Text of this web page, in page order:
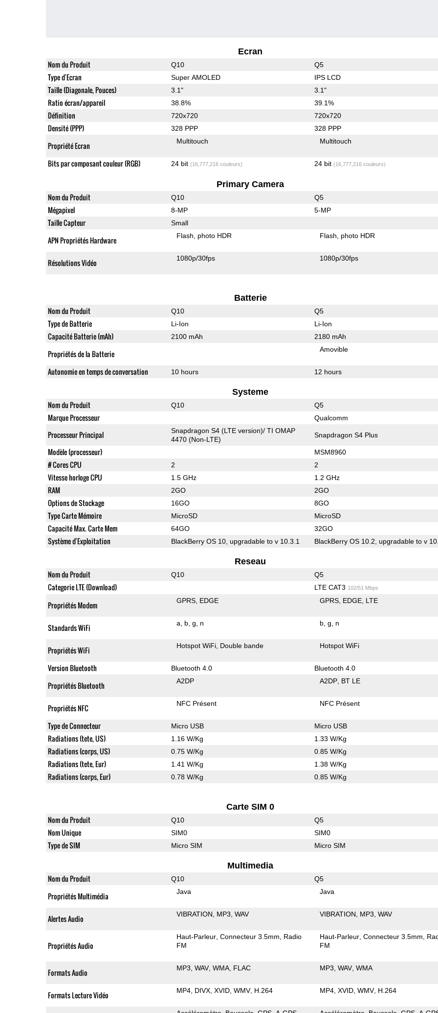
Ecran
Nom du Produit Q10 Q5
Type d'Ecran Super AMOLED IPS LCD
Taille (Diagonale, Pouces) 3.1" 3.1"
Ratio écran/appareil 38.8% 39.1%
Définition 720x720 720x720
Densité (PPP) 328 PPP 328 PPP
Propriété Ecran Multitouch Multitouch
Bits par composant couleur (RGB) 24 bit (16,777,216 couleurs) 24 bit (16,777,216 couleurs)
Primary Camera
Nom du Produit Q10 Q5
Mégapixel 8-MP 5-MP
Taille Capteur Small
APN Propriétés Hardware Flash photo HDR Flash photo HDR
Résolutions Vidéo 1080p/30fps 1080p/30fps
Batterie
Nom du Produit Q10 Q5
Type de Batterie Li-Ion Li-Ion
Capacité Batterie (mAh) 2100 mAh 2180 mAh
Propriétés de la Batterie Amovible
Autonomie en temps de conversation 10 hours 12 hours
Systeme
Nom du Produit Q10 Q5
Marque Processeur Qualcomm
Processeur Principal
Snapdragon S4 (LTE version)/ TI OMAP
4470 (Non-LTE)
Snapdragon S4 Plus
Modèle (processeur) MSM8960
# Cores CPU 2 2
Vitesse horloge CPU 1.5 GHz 1.2 GHz
RAM 2GO 2GO
Options de Stockage 16GO 8GO
Type Carte Mémoire MicroSD MicroSD
Capacité Max. Carte Mem 64GO 32GO
Système d'Exploitation BlackBerry OS 10, upgradable to v 10.3.1 BlackBerry OS 10.2, upgradable to v
Reseau
Nom du Produit Q10 Q5
Categorie LTE (Download) LTE CAT3 102/51 Mbps
Propriétés Modem GPRS EDGE GPRS EDGE LTE
Standards WiFi a b g n b g n
Propriétés WiFi Hotspot WiFi Double bande Hotspot WiFi
Version Bluetooth Bluetooth 4.0 Bluetooth 4.0
Propriétés Bluetooth A2DP A2DP BT LE
Propriétés NFC NFC Présent NFC Présent
Type de Connecteur Micro USB Micro USB
Radiations (tete, US) 1.16 W/Kg 1.33 W/Kg
Radiations (corps, US) 0.75 W/Kg 0.85 W/Kg
Radiations (tete, Eur) 1.41 W/Kg 1.38 W/Kg
Radiations (corps, Eur) 0.78 W/Kg 0.85 W/Kg
Carte SIM 0
Nom du Produit Q10 Q5
Nom Unique SIM0 SIM0
Type de SIM Micro SIM Micro SIM
Multimedia
Nom du Produit Q10 Q5
Propriétés Multimédia Java Java
Alertes Audio VIBRATION MP3 WAV VIBRATION MP3 WAV
Propriétés Audio
Haut-Parleur Connecteur 3.5mm
Radio
FM
Haut-Parleur Connecteur 3.5mm
FM
Formats Audio MP3 WAV WMA FLAC MP3 WAV WMA
Formats Lecture Vidéo MP4 DIVX XVID WMV H.264 MP4 XVID WMV H.264